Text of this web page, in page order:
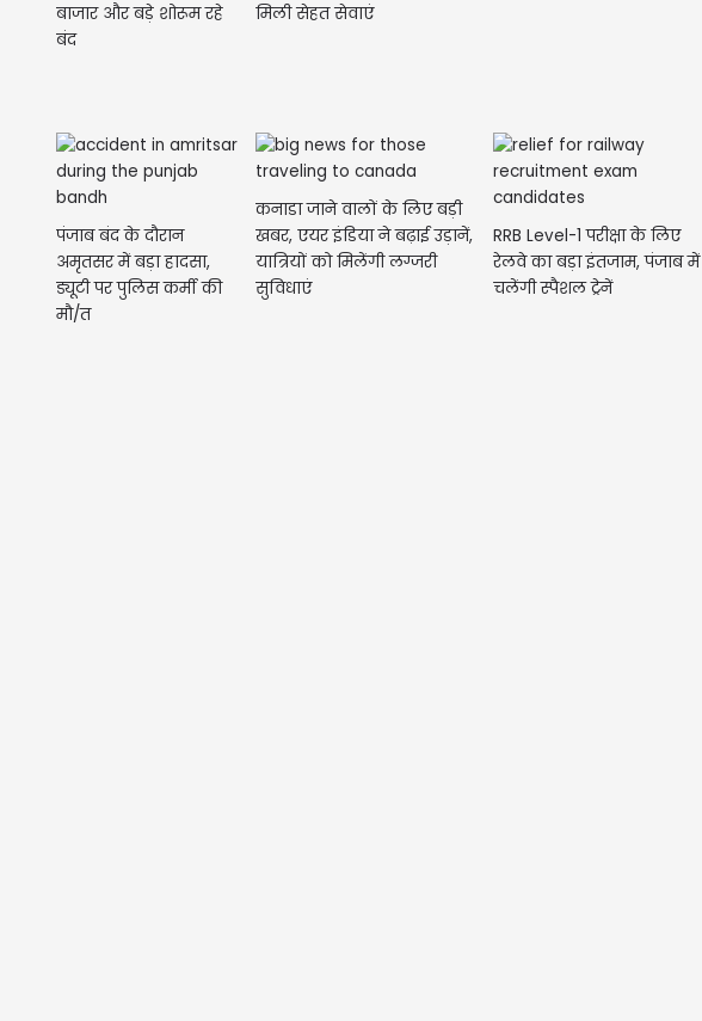
बाजार और बड़े शोरूम रहे
बंद
मिली सेहत सेवाएं
पंजाब बंद के दौरान
अमृतसर में बड़ा हादसा,
ड्यूटी पर पुलिस कर्मी की
मौ/त
कनाडा जाने वालों के लिए बड़ी
खबर, एयर इंडिया ने बढ़ाई उड़ानें,
यात्रियों को मिलेंगी लग्जरी
सुविधाएं
RRB Level-1 परीक्षा के लिए
रेलवे का बड़ा इंतजाम, पंजाब में
चलेंगी स्पैशल ट्रेनें